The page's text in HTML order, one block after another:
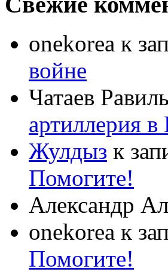
onekorea к
войне
Чатаев
артиллерия
Жулдыз к
Помогите!
Александр
onekorea к
Помогите!